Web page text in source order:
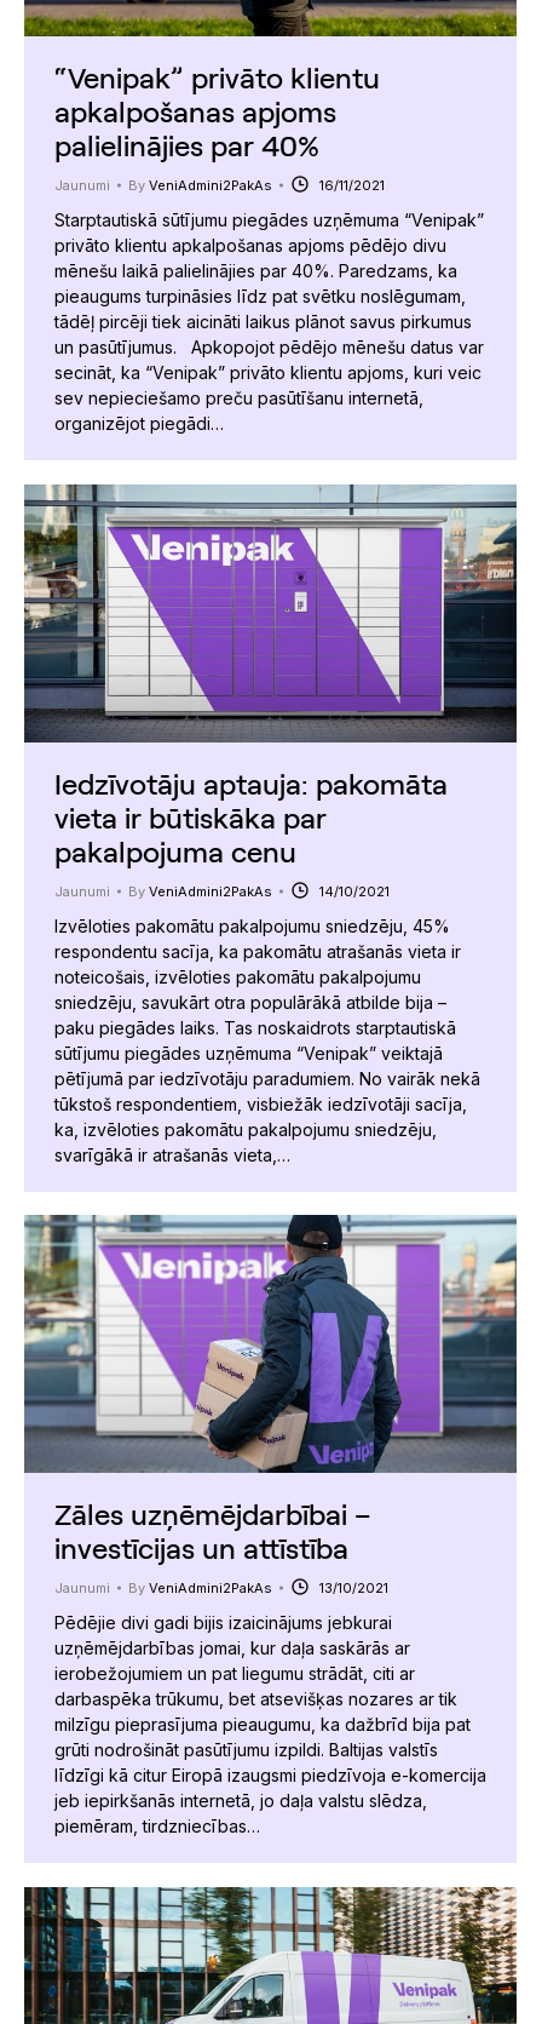
“Venipak” privāto klientu
apkalpošanas apjoms
palielinājies par 40%
Jaunumi By VeniAdmini2PakAs 16/11/2021
Starptautiskā sūtījumu piegādes uzņēmuma “Venipak”
privāto klientu apkalpošanas apjoms pēdējo divu
mēnešu laikā palielinājies par 40%. Paredzams, ka
pieaugums turpināsies līdz pat svētku noslēgumam,
tādēļ pircēji tiek aicināti laikus plānot savus pirkumus
un pasūtījumus. Apkopojot pēdējo mēnešu datus var
secināt, ka “Venipak” privāto klientu apjoms, kuri veic
sev nepieciešamo preču pasūtīšanu internetā,
organizējot piegādi…
Iedzīvotāju aptauja: pakomāta
vieta ir būtiskāka par
pakalpojuma cenu
Jaunumi By VeniAdmini2PakAs 14/10/2021
Izvēloties pakomātu pakalpojumu sniedzēju, 45%
respondentu sacīja, ka pakomātu atrašanās vieta ir
noteicošais, izvēloties pakomātu pakalpojumu
sniedzēju, savukārt otra populārākā atbilde bija –
paku piegādes laiks. Tas noskaidrots starptautiskā
sūtījumu piegādes uzņēmuma “Venipak” veiktajā
pētījumā par iedzīvotāju paradumiem. No vairāk nekā
tūkstoš respondentiem, visbiežāk iedzīvotāji sacīja,
ka, izvēloties pakomātu pakalpojumu sniedzēju,
svarīgākā ir atrašanās vieta,…
Zāles uzņēmējdarbībai –
investīcijas un attīstība
Jaunumi By VeniAdmini2PakAs 13/10/2021
Pēdējie divi gadi bijis izaicinājums jebkurai
uzņēmējdarbības jomai, kur daļa saskārās ar
ierobežojumiem un pat liegumu strādāt, citi ar
darbaspēka trūkumu, bet atsevišķas nozares ar tik
milzīgu pieprasījuma pieaugumu, ka dažbrīd bija pat
grūti nodrošināt pasūtījumu izpildi. Baltijas valstīs
līdzīgi kā citur Eiropā izaugsmi piedzīvoja e-komercija
jeb iepirkšanās internetā, jo daļa valstu slēdza,
piemēram, tirdzniecības…